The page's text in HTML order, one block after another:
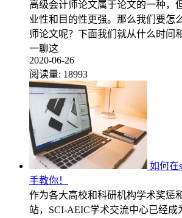
高级会计师论文属于论文的一种，
业性和目的性更强。那么我们要怎
师论文呢？下面我们就从什么时间
一聊这
2020-06-26
阅读量: 18993
如何在
手教你！
作为各大高校和科研机构学术奖惩
站，SCI-AEIC学术交流中心已经成